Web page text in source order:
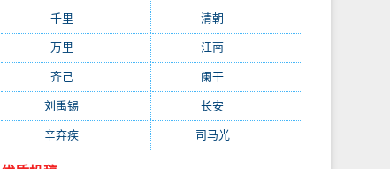
千里 清朝
万里 江南
齐己(781) 阑干
刘禹锡 长安
辛弃疾 司马光(601)